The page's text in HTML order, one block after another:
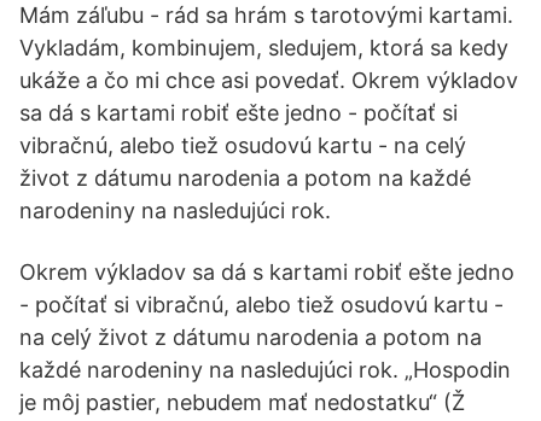
Mám záľubu - rád sa hrám s tarotovými kartami.
Vykladám, kombinujem, sledujem, ktorá sa kedy
ukáže a čo mi chce asi povedať. Okrem výkladov
sa dá s kartami robiť ešte jedno - počítať si
vibračnú, alebo tiež osudovú kartu - na celý
život z dátumu narodenia a potom na každé
narodeniny na nasledujúci rok.
Okrem výkladov sa dá s kartami robiť ešte jedno
- počítať si vibračnú, alebo tiež osudovú kartu -
na celý život z dátumu narodenia a potom na
každé narodeniny na nasledujúci rok. „Hospodin
je môj pastier, nebudem mať nedostatku“ (Ž